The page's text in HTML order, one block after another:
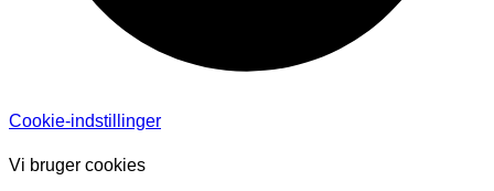
Cookie-indstillinger
Vi bruger cookies